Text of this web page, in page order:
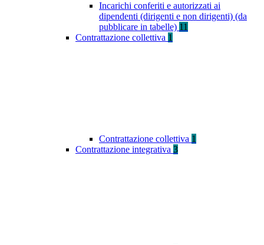
Incarichi conferiti e autorizzati ai
dipendenti (dirigenti e non dirigenti) (da
pubblicare in tabelle) 11
Contrattazione collettiva 1
Contrattazione collettiva 1
Contrattazione integrativa 3